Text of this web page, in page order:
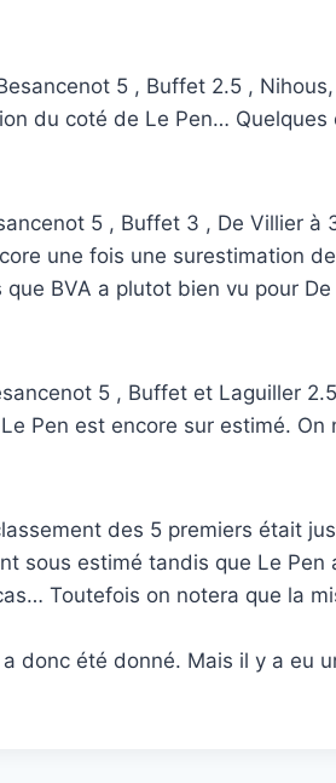
5 , Buffet 2.5 ,
du coté de Le Pen…
5 , Buffet 3 , De Villier
une fois une surestimation
BVA a plutot bien vu pour De
5 , Buffet et Laguiller
Pen est encore sur estimé.
des 5 premiers était
sous estimé tandis que Le
Toutefois on notera que la
donc été donné. Mais il y a